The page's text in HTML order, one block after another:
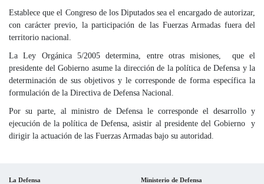
Establece que el Congreso de los Diputados sea el encargado de autorizar,
con carácter previo, la participación de las Fuerzas Armadas fuera del
territorio nacional.
La Ley Orgánica 5/2005 determina, entre otras misiones, que el
presidente del Gobierno asume la dirección de la política de Defensa y la
determinación de sus objetivos y le corresponde de forma específica la
formulación de la Directiva de Defensa Nacional.
Por su parte, al ministro de Defensa le corresponde el desarrollo y
ejecución de la política de Defensa, asistir al presidente del Gobierno y
dirigir la actuación de las Fuerzas Armadas bajo su autoridad.
La Defensa
Ministerio de Defensa